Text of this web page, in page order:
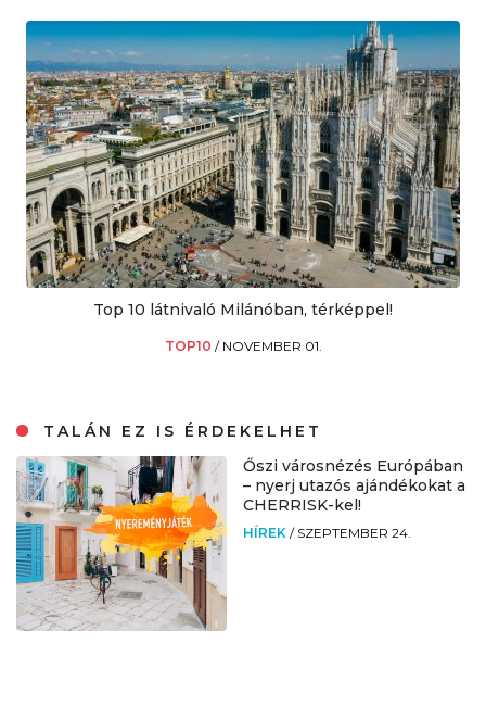
Top 10 látnivaló Milánóban, térképpel!
TOP10 / NOVEMBER 01.
TALÁN EZ IS ÉRDEKELHET
Őszi városnézés Európában
– nyerj utazós ajándékokat a
CHERRISK-kel!
HÍREK / SZEPTEMBER 24.